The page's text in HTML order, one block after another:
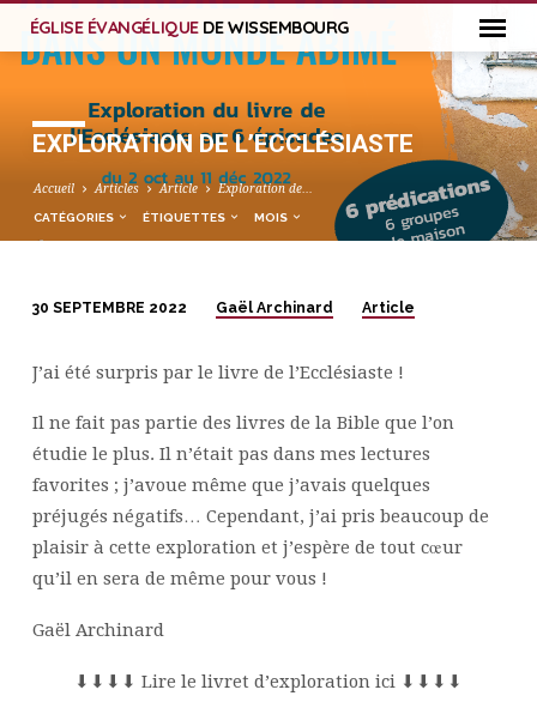
ÉGLISE ÉVANGÉLIQUE DE WISSEMBOURG
EXPLORATION DE L’ECCLÉSIASTE
Accueil Articles Article Exploration de…
CATÉGORIES ÉTIQUETTES MOIS
DE
L’ECCLÉSIASTE
30 SEPTEMBRE 2022 Gaël Archinard Article
J’ai été surpris par le livre de l’Ecclésiaste !
Il ne fait pas partie des livres de la Bible que l’on
étudie le plus. Il n’était pas dans mes lectures
favorites ; j’avoue même que j’avais quelques
préjugés négatifs… Cependant, j’ai pris beaucoup de
plaisir à cette exploration et j’espère de tout cœur
qu’il en sera de même pour vous !
Gaël Archinard
⬇⬇⬇⬇ Lire le livret d’exploration ici ⬇⬇⬇⬇